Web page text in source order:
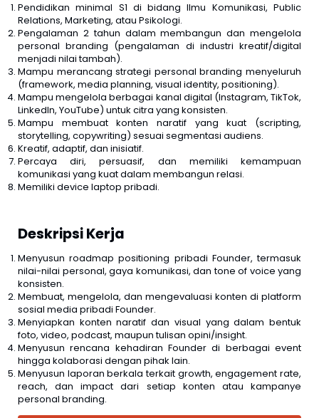
Pendidikan minimal S1 di bidang Ilmu Komunikasi, Public
Relations, Marketing, atau Psikologi.
Pengalaman 2 tahun dalam membangun dan mengelola
personal branding (pengalaman di industri kreatif/digital
menjadi nilai tambah).
Mampu merancang strategi personal branding menyeluruh
(framework, media planning, visual identity, positioning).
Mampu mengelola berbagai kanal digital (Instagram, TikTok,
LinkedIn, YouTube) untuk citra yang konsisten.
Mampu membuat konten naratif yang kuat (scripting,
storytelling, copywriting) sesuai segmentasi audiens.
Kreatif, adaptif, dan inisiatif.
Percaya diri, persuasif, dan memiliki kemampuan
komunikasi yang kuat dalam membangun relasi.
Memiliki device laptop pribadi.
Deskripsi Kerja
Menyusun roadmap positioning pribadi Founder, termasuk
nilai-nilai personal, gaya komunikasi, dan tone of voice yang
konsisten.
Membuat, mengelola, dan mengevaluasi konten di platform
sosial media pribadi Founder.
Menyiapkan konten naratif dan visual yang dalam bentuk
foto, video, podcast, maupun tulisan opini/insight.
Menyusun rencana kehadiran Founder di berbagai event
hingga kolaborasi dengan pihak lain.
Menyusun laporan berkala terkait growth, engagement rate,
reach, dan impact dari setiap konten atau kampanye
personal branding.